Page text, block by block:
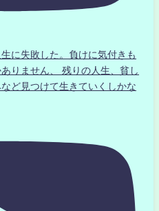
に失敗した。負けに気付きも
りません、 残りの人生、貧し
ど見つけて生きていくしかな